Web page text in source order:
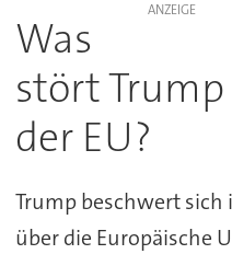
ANZEIGE
Was
stört
der EU?
Trump beschwert
über die Europäische